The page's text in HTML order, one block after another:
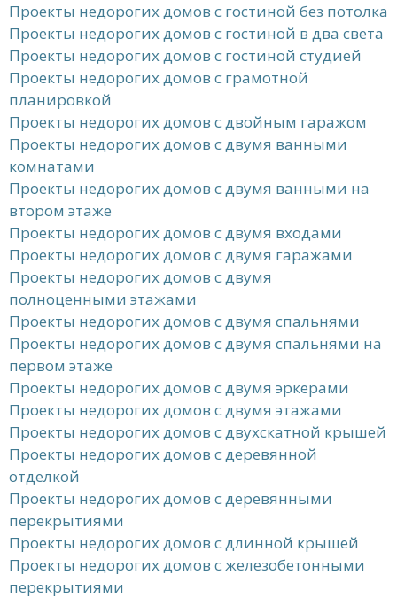
Проекты недорогих домов с гостиной без потолка
Проекты недорогих домов с гостиной в два света
Проекты недорогих домов с гостиной студией
Проекты недорогих домов с грамотной
планировкой
Проекты недорогих домов с двойным гаражом
Проекты недорогих домов с двумя ванными
комнатами
Проекты недорогих домов с двумя ванными на
втором этаже
Проекты недорогих домов с двумя входами
Проекты недорогих домов с двумя гаражами
Проекты недорогих домов с двумя
полноценными этажами
Проекты недорогих домов с двумя спальнями
Проекты недорогих домов с двумя спальнями на
первом этаже
Проекты недорогих домов с двумя эркерами
Проекты недорогих домов с двумя этажами
Проекты недорогих домов с двухскатной крышей
Проекты недорогих домов с деревянной
отделкой
Проекты недорогих домов с деревянными
перекрытиями
Проекты недорогих домов с длинной крышей
Проекты недорогих домов с железобетонными
перекрытиями